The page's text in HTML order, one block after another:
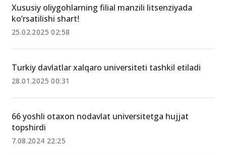
ko‘rsatilishi shart!
25.02.2025 02:58
Turkiy davlatlar xalqaro universiteti tashkil etiladi
28.01.2025 00:31